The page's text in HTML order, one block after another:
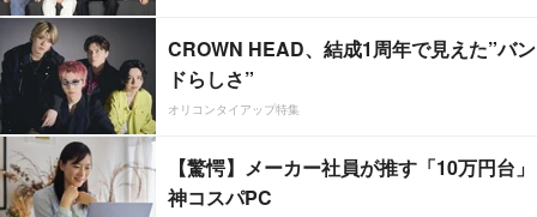
CROWN HEAD、結成1周年で見えた”バン
ドらしさ”
オリコンタイアップ特集
【驚愕】メーカー社員が推す「10万円台」
神コスパPC